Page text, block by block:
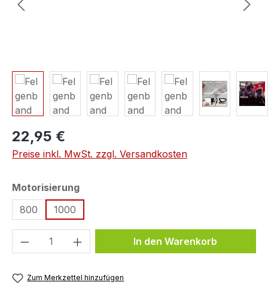
22,95 €
Preise inkl. MwSt. zzgl. Versandkosten
Motorisierungauswählen
800
1000
Produkt Anzahl: Gib denIn den Warenkorb
Zum Merkzettel hinzufügen